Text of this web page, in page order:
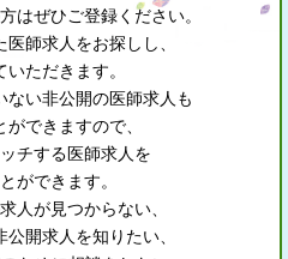
はぜひご登録ください。
師求人をお探しし、
ただきます。
ない非公開の医師求人も
できますので、
チする医師求人を
ができます。
人が見つからない、
開求人を知りたい、